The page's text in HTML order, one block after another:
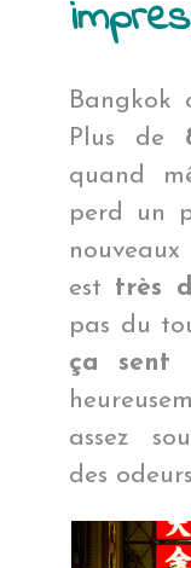
Bangkok
Plus de
quand
perd un
est très
pas du
ça sent
assez
des